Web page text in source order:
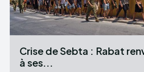
Crise de Sebta : Rabat
à ses...